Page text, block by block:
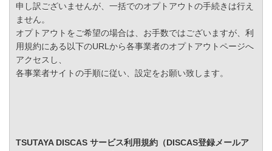
申し訳ございませんが、一括でのオプトアウトの手続きは行え
ません。
オプトアウトをご希望の場合は、お手数ではございますが、利
用規約にある以下のURLから各事業者のオプトアウトページへ
アクセスし、
各事業者サイトの手順に従い、設定をお願い致します。
TSUTAYA DISCAS サービス利用規約（DISCAS登録メールア